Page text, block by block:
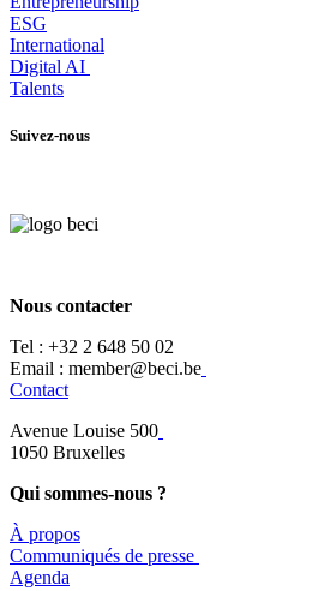
ESG
International
Digital AI
Talents
Suivez-nous
Nous contacter
Tel : +32 2 648 50 02​
​​Email : member@beci.be
Contact
Avenue Louise 500
​1050 Bruxelles
Qui sommes-nous ?
À propos
​​Communiqués de presse
​Agenda